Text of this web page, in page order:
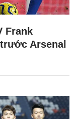
Frank
Arsenal